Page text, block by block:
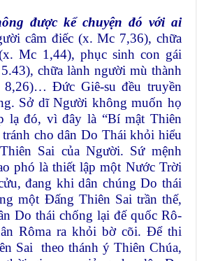
được kể chuyện đó với ai
câm điếc (x. Mc 7,36), chữa
Mc 1,44), phục sinh con gái
chữa lành người mù thành
8,26)… Đức Giê-su đều truyền
Sở dĩ Người không muốn họ
lạ đó, vì đây là “Bí mật Thiên
cho dân Do Thái khỏi hiểu
Sai của Người. Sứ mệnh
phó là thiết lập một Nước Trời
đang khi dân chúng Do thái
một Đấng Thiên Sai trần thế,
Do thái chống lại đế quốc Rô-
Rôma ra khỏi bờ cõi. Để thi
Sai theo thánh ý Thiên Chúa,